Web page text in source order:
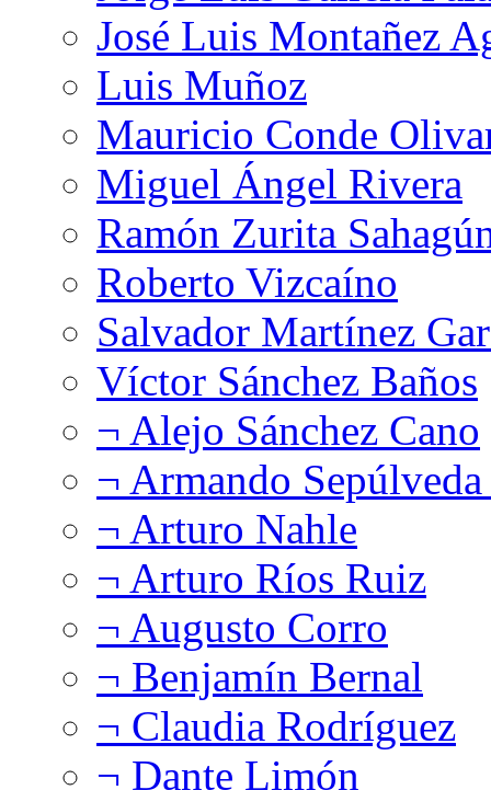
José Luis Montañez
Luis Muñoz
Mauricio Conde
Miguel Ángel Rivera
Ramón Zurita
Roberto Vizcaíno
Salvador Martínez
Víctor Sánchez Baños
¬ Alejo Sánchez Cano
¬ Armando
¬ Arturo Nahle
¬ Arturo Ríos Ruiz
¬ Augusto Corro
¬ Benjamín Bernal
¬ Claudia Rodríguez
¬ Dante Limón